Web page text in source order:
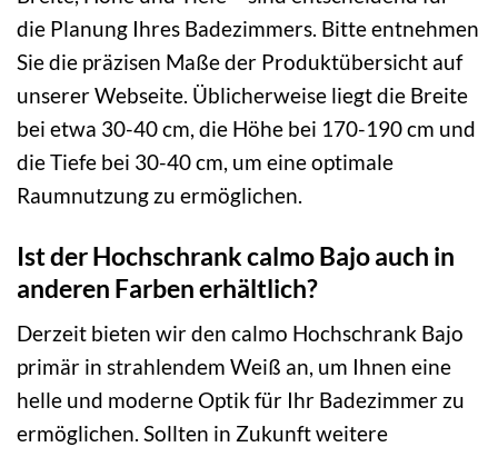
die Planung Ihres Badezimmers. Bitte entnehmen
Sie die präzisen Maße der Produktübersicht auf
unserer Webseite. Üblicherweise liegt die Breite
bei etwa 30-40 cm, die Höhe bei 170-190 cm und
die Tiefe bei 30-40 cm, um eine optimale
Raumnutzung zu ermöglichen.
Ist der Hochschrank calmo Bajo auch in
anderen Farben erhältlich?
Derzeit bieten wir den calmo Hochschrank Bajo
primär in strahlendem Weiß an, um Ihnen eine
helle und moderne Optik für Ihr Badezimmer zu
ermöglichen. Sollten in Zukunft weitere